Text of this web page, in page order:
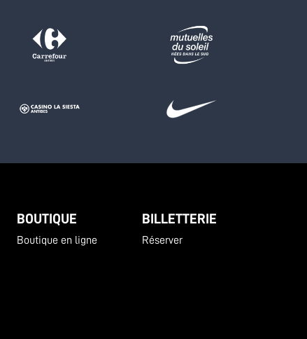
BOUTIQUE
Boutique en ligne
BILLETTERIE
Réserver